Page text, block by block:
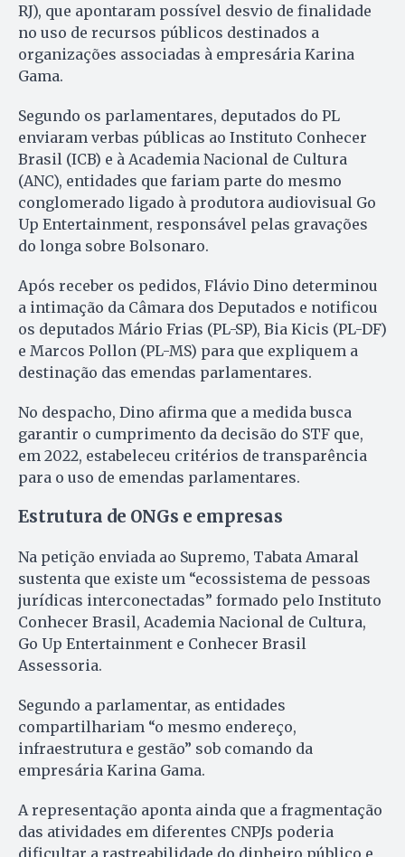
RJ), que apontaram possível desvio de finalidade
no uso de recursos públicos destinados a
organizações associadas à empresária Karina
Gama.
Segundo os parlamentares, deputados do PL
enviaram verbas públicas ao Instituto Conhecer
Brasil (ICB) e à Academia Nacional de Cultura
(ANC), entidades que fariam parte do mesmo
conglomerado ligado à produtora audiovisual Go
Up Entertainment, responsável pelas gravações
do longa sobre Bolsonaro.
Após receber os pedidos, Flávio Dino determinou
a intimação da Câmara dos Deputados e notificou
os deputados Mário Frias (PL-SP), Bia Kicis (PL-DF)
e Marcos Pollon (PL-MS) para que expliquem a
destinação das emendas parlamentares.
No despacho, Dino afirma que a medida busca
garantir o cumprimento da decisão do STF que,
em 2022, estabeleceu critérios de transparência
para o uso de emendas parlamentares.
Estrutura de ONGs e empresas
Na petição enviada ao Supremo, Tabata Amaral
sustenta que existe um “ecossistema de pessoas
jurídicas interconectadas” formado pelo Instituto
Conhecer Brasil, Academia Nacional de Cultura,
Go Up Entertainment e Conhecer Brasil
Assessoria.
Segundo a parlamentar, as entidades
compartilhariam “o mesmo endereço,
infraestrutura e gestão” sob comando da
empresária Karina Gama.
A representação aponta ainda que a fragmentação
das atividades em diferentes CNPJs poderia
dificultar a rastreabilidade do dinheiro público e